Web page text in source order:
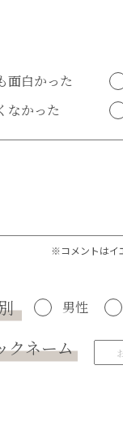
面白かった
なかった
※コメントはイ
男性
クネーム